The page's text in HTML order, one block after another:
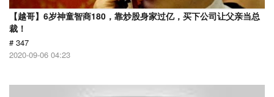
【越哥】6岁神童智商180，靠炒股身家过亿，买下公司让父亲当总
裁！
# 347
2020-09-06 04:23